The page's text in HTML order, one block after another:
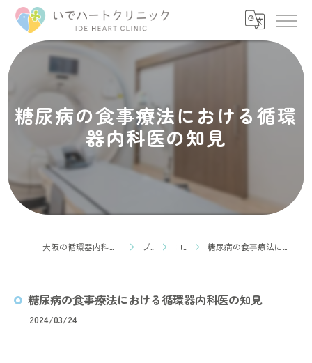
糖尿病の食事療法における循環
器内科医の知見
ブログ コラム 糖尿病の食事療法における循環器内科医の知見
糖尿病の食事療法における循環器内科医の知見
2024/03/24